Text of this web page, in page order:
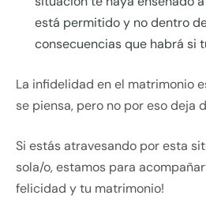
está permitido y no dentro
consecuencias que habrá si
La infidelidad en el matrimonio
se piensa, pero no por eso deja
Si estás atravesando por esta
sola/o, estamos para
felicidad y tu matrimonio!